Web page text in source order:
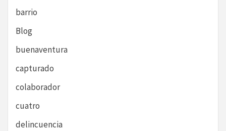
barrio
Blog
buenaventura
capturado
colaborador
cuatro
delincuencia